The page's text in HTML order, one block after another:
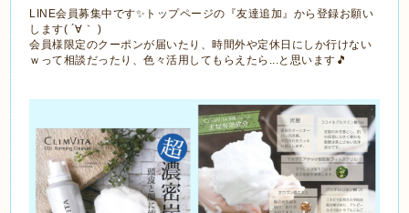
LINE会員募集中です✨トップページの『友達追加』から登録お願い
します( ´∀｀ )
会員様限定のクーポンが届いたり、時間外や定休日にしか行けない
ｗって相談だったり、色々活用してもらえたら...と思います🎵